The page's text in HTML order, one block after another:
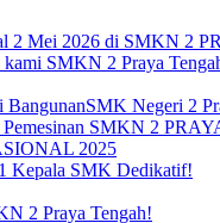
2 Mei 2026 di SMKN 2
SMKN 2 Praya
Negeri 2
SMKN 2
2025
Kepala SMK Dedikatif!
2 Praya Tengah!